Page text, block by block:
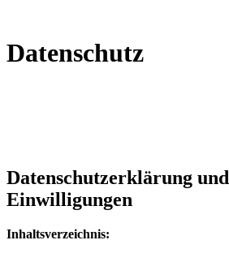
Datenschutz
Datenschutzerklärung und
Einwilligungen
Inhaltsverzeichnis: